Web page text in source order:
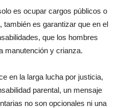
es ocupar cargos públicos o
es garantizar que en el
que los hombres
manutención y crianza.
en la larga lucha por justicia,
parental, un mensaje
no son opcionales ni una